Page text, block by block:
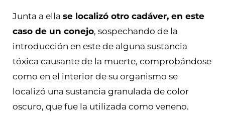
Junta a ella se localizó otro cadáver, en este
caso de un conejo, sospechando de la
introducción en este de alguna sustancia
tóxica causante de la muerte, comprobándose
como en el interior de su organismo se
localizó una sustancia granulada de color
oscuro, que fue la utilizada como veneno.